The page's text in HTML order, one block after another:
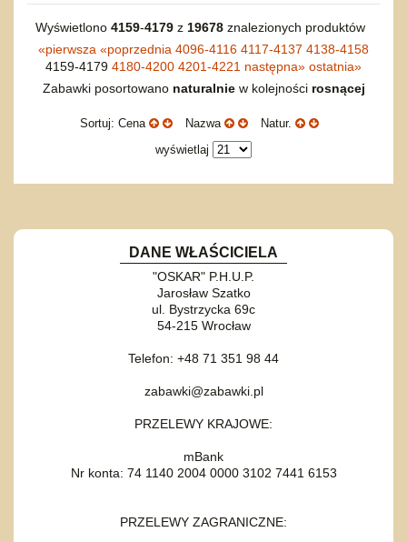
Wyświetlono 4159-4179z 19678znalezionych produktów
«pierwsza «poprzednia 4096-4116 4117-4137 4138-4158
4159-4179 4180-4200 4201-4221 następna» ostatnia»
Zabawki posortowano naturalniew kolejności rosnącej
Sortuj: Cena Nazwa
Natur.
wyświetlaj
DANE WŁAŚCICIELA
"OSKAR" P.H.U.P.
Jarosław Szatko
ul. Bystrzycka 69c
54-215 Wrocław
Telefon: +48 71 351 98 44
zabawki@zabawki.pl
PRZELEWY KRAJOWE:
mBank
Nr konta: 74 1140 2004 0000 3102 7441 6153
PRZELEWY ZAGRANICZNE: